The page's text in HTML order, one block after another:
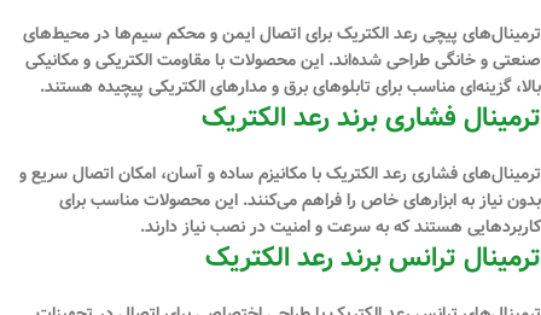
ترمینال‌های پیچی رعد الکتریک برای اتصال ایمن و محکم سیم‌ها در محیط‌های
صنعتی و خانگی طراحی شده‌اند. این محصولات با مقاومت الکتریکی و مکانیکی
بالا، گزینه‌ای مناسب برای تابلوهای برق و مدارهای الکتریکی پیچیده هستند.
ترمینال فشاری برند رعد الکتریک
ترمینال‌های فشاری رعد الکتریک با مکانیزم ساده و آسان، امکان اتصال سریع و
بدون نیاز به ابزارهای خاص را فراهم می‌کنند. این محصولات مناسب برای
کاربردهایی هستند که به سرعت و امنیت در نصب نیاز دارند.
ترمینال ترانس برند رعد الکتریک